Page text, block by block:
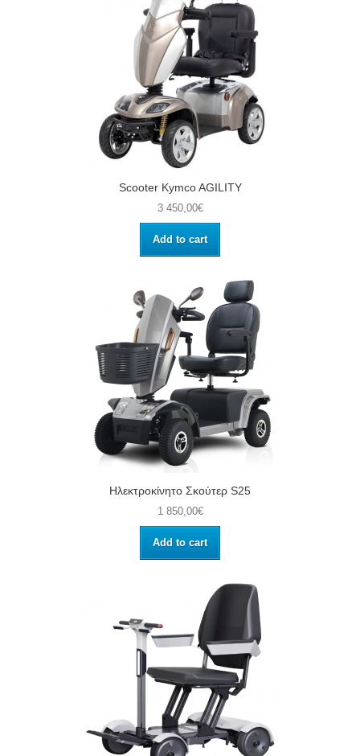
Scooter Kymco AGILITY
3 450,00€
Add to cart
Ηλεκτροκίνητο Σκούτερ S25
1 850,00€
Add to cart